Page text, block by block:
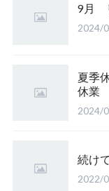
9月
2024/
夏季
休業
2024/
続け
2022/